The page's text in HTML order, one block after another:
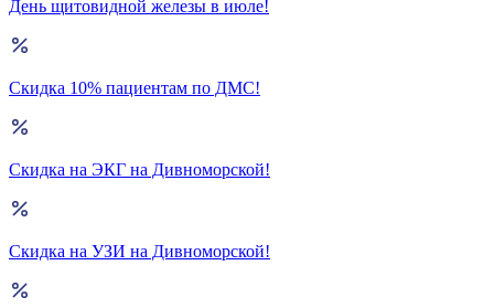
День щитовидной железы в июле!
Скидка 10% пациентам по ДМС!
Скидка на ЭКГ на Дивноморской!
Скидка на УЗИ на Дивноморской!